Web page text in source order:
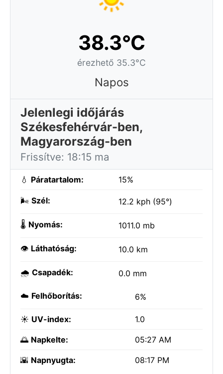
38.3°C
érezhető 35.3°C
Napos
Jelenlegi időjárás
Székesfehérvár-ben,
Magyarország-ben
Frissítve: 18:15 ma
💧 Páratartalom: 15%
🌬️ Szél: 12.2 kph (95°)
🌡️ Nyomás: 1011.0 mb
👁️ Láthatóság: 10.0 km
🌧️ Csapadék: 0.0 mm
☁️ Felhőborítás: 6%
☀️ UV-index: 1.0
🌅 Napkelte: 05:27 AM
🌇 Napnyugta: 08:17 PM